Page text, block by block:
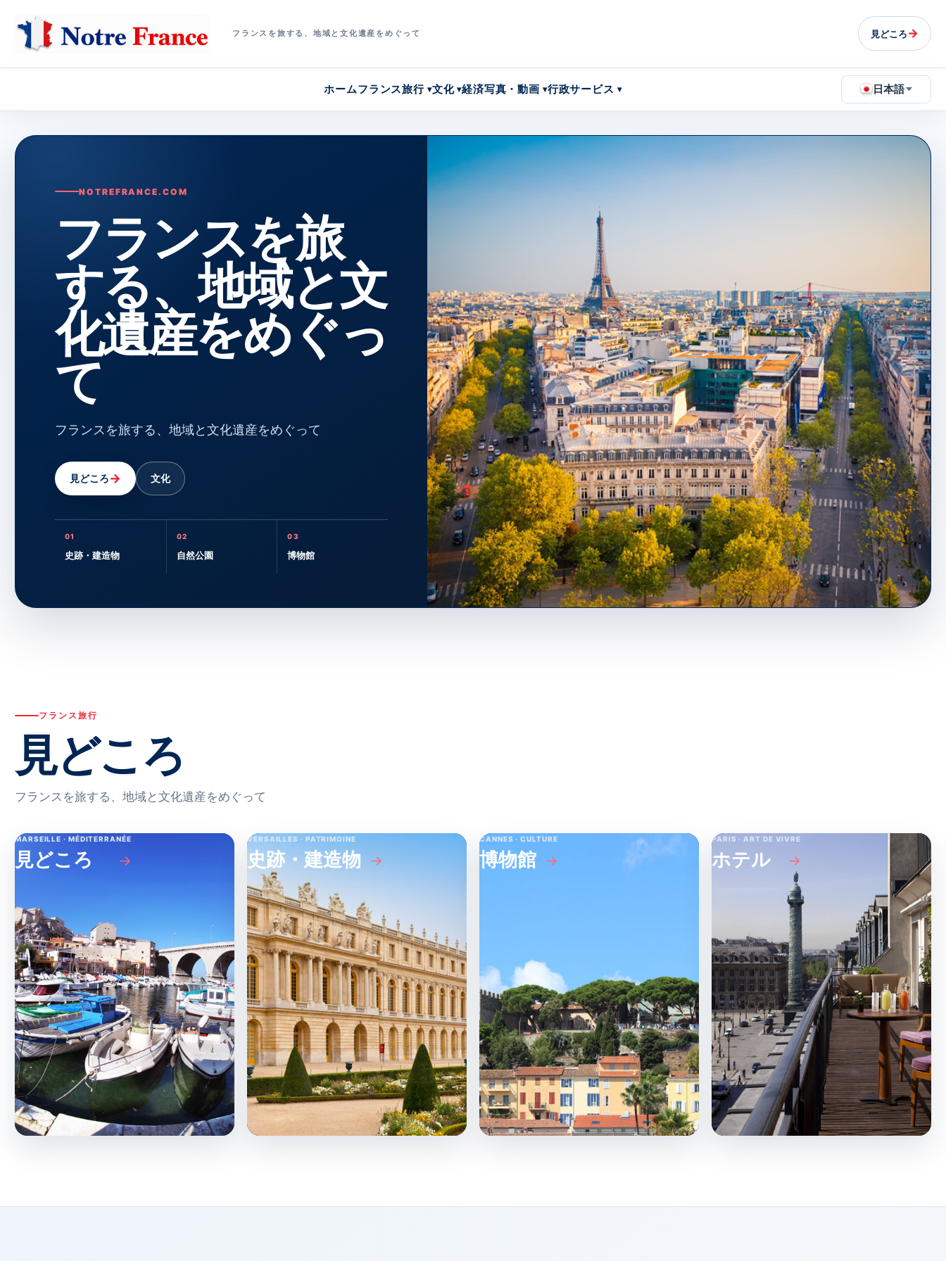
フランスを旅する、地域と文化遺産をめぐって 見どころ→
ホームフランス旅行 文化 経済写真・動画 行政サービス 日本語
NOTREFRANCE.COM
フランスを旅
する、地域と文
化遺産をめぐっ
て
フランスを旅する、地域と文化遺産をめぐって
見どころ→ 文化
01
史跡・建造物
02
自然公園
03
博物館
フランス旅行
見どころ
フランスを旅する、地域と文化遺産をめぐって
MARSEILLE · MÉDITERRANÉE
見どころ →
VERSAILLES · PATRIMOINE
史跡・建造物 →
CANNES · CULTURE
博物館 →
PARIS · ART DE VIVRE
ホテル →